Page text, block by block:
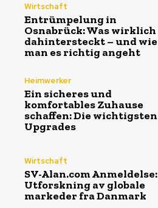
Wirtschaft
Entrümpelung in
Osnabrück: Was wirklich
dahintersteckt – und wie
man es richtig angeht
Heimwerker
Ein sicheres und
komfortables Zuhause
schaffen: Die wichtigsten
Upgrades
Wirtschaft
SV-Alan.com Anmeldelse:
Utforskning av globale
markeder fra Danmark